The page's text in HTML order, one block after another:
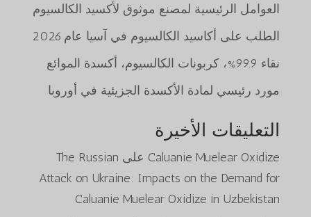
العوامل الرئيسية لمصنع موثوق لأكسيد الكالسيوم
الطلب على أكاسيد الكالسيوم في آسيا عام 2026
نقاء 99.9%، كربونات الكالسيوم، أكسدة الموائع
مورد رئيسي لمادة الأكسدة الجزيئية في أوروبا
التعليقات الأخيرة
Caluanie Muelear Oxidize على The Russian
Attack on Ukraine: Impacts on the Demand for
Caluanie Muelear Oxidize in Uzbekistan